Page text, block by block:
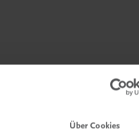
Über Cookies